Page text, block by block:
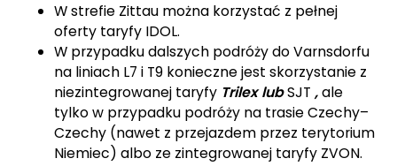
W strefie Zittau można korzystać z pełnej
oferty taryfy IDOL.
W przypadku dalszych podróży do Varnsdorfu
na liniach L7 i T9 konieczne jest skorzystanie z
niezintegrowanej taryfy Trilex lubSJT ,ale
tylko w przypadku podróży na trasie Czechy–
Czechy (nawet z przejazdem przez terytorium
Niemiec) albo ze zintegrowanej taryfy ZVON.